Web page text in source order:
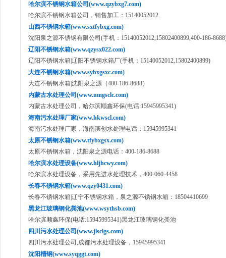
哈尔滨不锈钢水箱公司(www.qzybxg7.com)
哈尔滨不锈钢水箱公司，销售加工：15140052012
山西不锈钢水箱(www.sxtfybxg.com)
沈阳泉之源不锈钢有限公司(手机：15140052012,15802400899,400-186-
辽阳不锈钢水箱(www.qzysx022.com)
辽阳不锈钢水箱|辽阳不锈钢水箱厂(手机：15140052012,15802400899)
大连不锈钢水箱(www.sybxgsxc.com)
大连不锈钢水箱|沈阳泉之源（400-186-8688）
内蒙古水处理公司(www.nmgsclc.com)
内蒙古水处理公司，哈尔滨顺鑫环保(电话:15945995341)
海南污水处理厂家(www.hkwscl.com)
海南污水处理厂家，海南滨创水处理电话：15945995341
太原不锈钢水箱(www.tfybxgsx.com)
太原不锈钢水箱，沈阳泉之源电话：400-186-8688
哈尔滨水处理设备(www.hljhcwy.com)
哈尔滨水处理设备，采用先进水处理技术，400-060-4458
长春不锈钢水箱(www.qzy0431.com)
长春不锈钢水箱|辽宁不锈钢水箱，泉之源不锈钢水箱：18504410699
黑龙江玻璃钢化粪池(www.wsythsb.com)
哈尔滨顺鑫环保(电话:15945995341)黑龙江玻璃钢化粪池
四川污水处理公司(www.jlsclgs.com)
四川污水处理公司,成都污水处理设备，15945995341
沈阳槽钢(www.syqggt.com)